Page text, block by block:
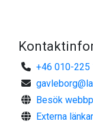
Föreskrifter
tillåtet att:
1. framföra
avsedd för
+46 010-225
Besök
Externa länkar